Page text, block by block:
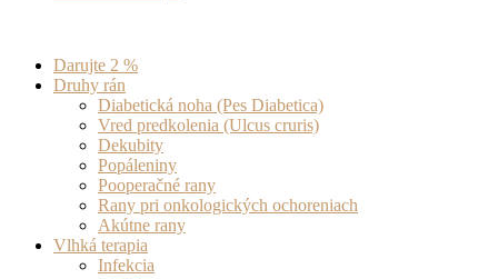
Darujte 2 %
Druhy rán
Diabetická noha (Pes Diabetica)
Vred predkolenia (Ulcus cruris)
Dekubity
Popáleniny
Pooperačné rany
Rany pri onkologických ochoreniach
Akútne rany
Vlhká terapia
Infekcia